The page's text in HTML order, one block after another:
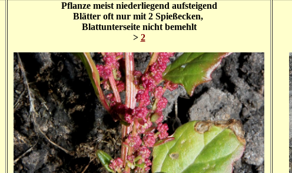
Pflanze meist niederliegend aufsteigend
Blätter oft nur mit 2 Spießecken,
Blattunterseite nicht bemehlt
> 2